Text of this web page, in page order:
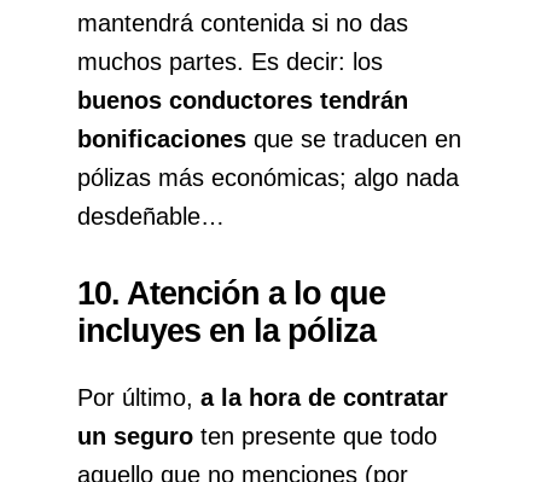
mantendrá contenida si no das
muchos partes. Es decir: los
buenos conductores tendrán
bonificacionesque se traducen en
pólizas más económicas; algo nada
desdeñable…
10. Atención a lo que
incluyes en la póliza
Por último, a la hora de contratar
un seguroten presente que todo
aquello que no menciones (por